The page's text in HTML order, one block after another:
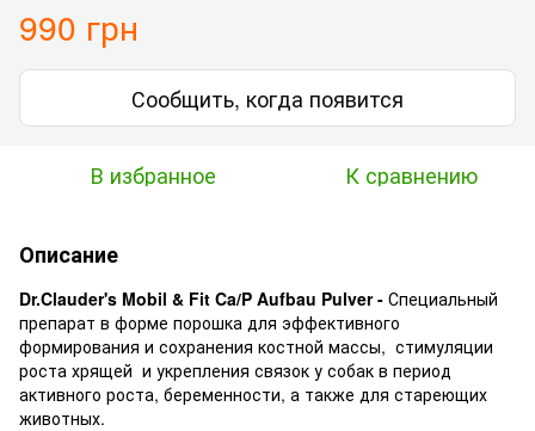
990 грн
Сообщить, когда появится
В избранное К сравнению
Описание
Dr.Clauder's Mobil & Fit Ca/P Aufbau Pulver​ - Специальный
препарат в форме порошка для эффективного
формирования и сохранения костной массы, стимуляции
роста хрящей и укрепления связок у собак в период
активного роста, беременности, а также для стареющих
животных.